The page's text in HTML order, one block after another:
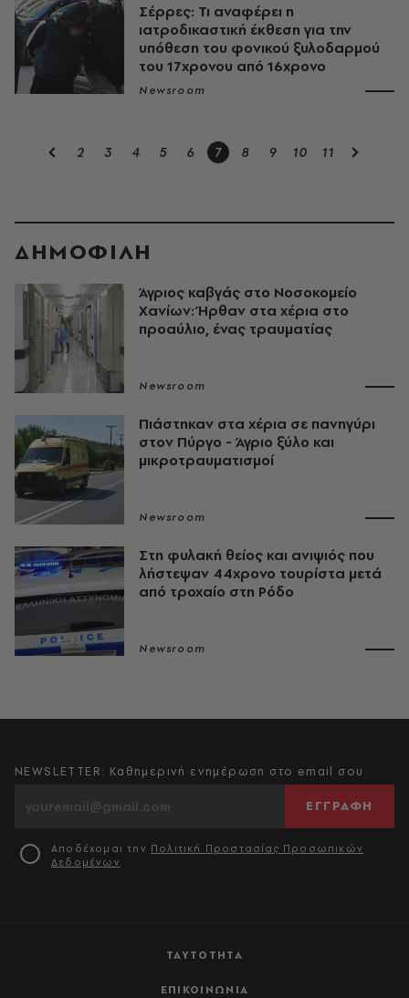
Σέρρες: Τι αναφέρει η
ιατροδικαστική έκθεση για την
υπόθεση του φονικού ξυλοδαρμού
του 17χρονου από 16χρονο
Newsroom
2 3 4 5 6 7 8 9 10 11
ΔΗΜΟΦΙΛΗ
Άγριος καβγάς στο Νοσοκομείο
Χανίων: Ήρθαν στα χέρια στο
προαύλιο, ένας τραυματίας
Newsroom
Πιάστηκαν στα χέρια σε πανηγύρι
στον Πύργο - Άγριο ξύλο και
μικροτραυματισμοί
Newsroom
Στη φυλακή θείος και ανιψιός που
λήστεψαν 44χρονο τουρίστα μετά
από τροχαίο στη Ρόδο
Newsroom
ΤΑΥΤΟΤΗΤΑ
ΕΠΙΚΟΙΝΩΝΙΑ
NEWSLETTER: Καθημερινή ενημέρωση στο email σου
ΕΓΓΡΑΦΗ
Αποδέχομαι την Πολιτική Προστασίας Προσωπικών
Δεδομένων